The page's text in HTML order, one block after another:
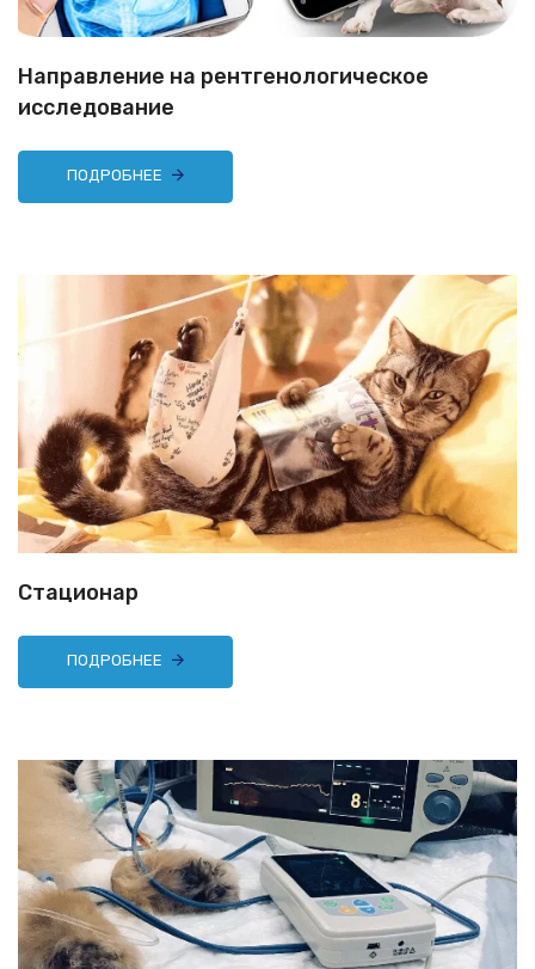
Направление на рентгенологическое
исследование
ПОДРОБНЕЕ
Стационар
ПОДРОБНЕЕ